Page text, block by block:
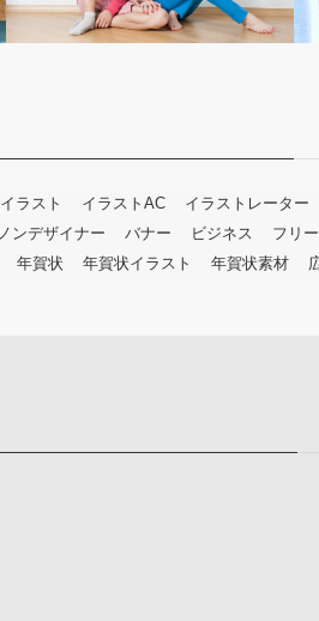
イラスト イラストAC イラストレーター
ノンデザイナー バナー ビジネス フリ
年賀状 年賀状イラスト 年賀状素材